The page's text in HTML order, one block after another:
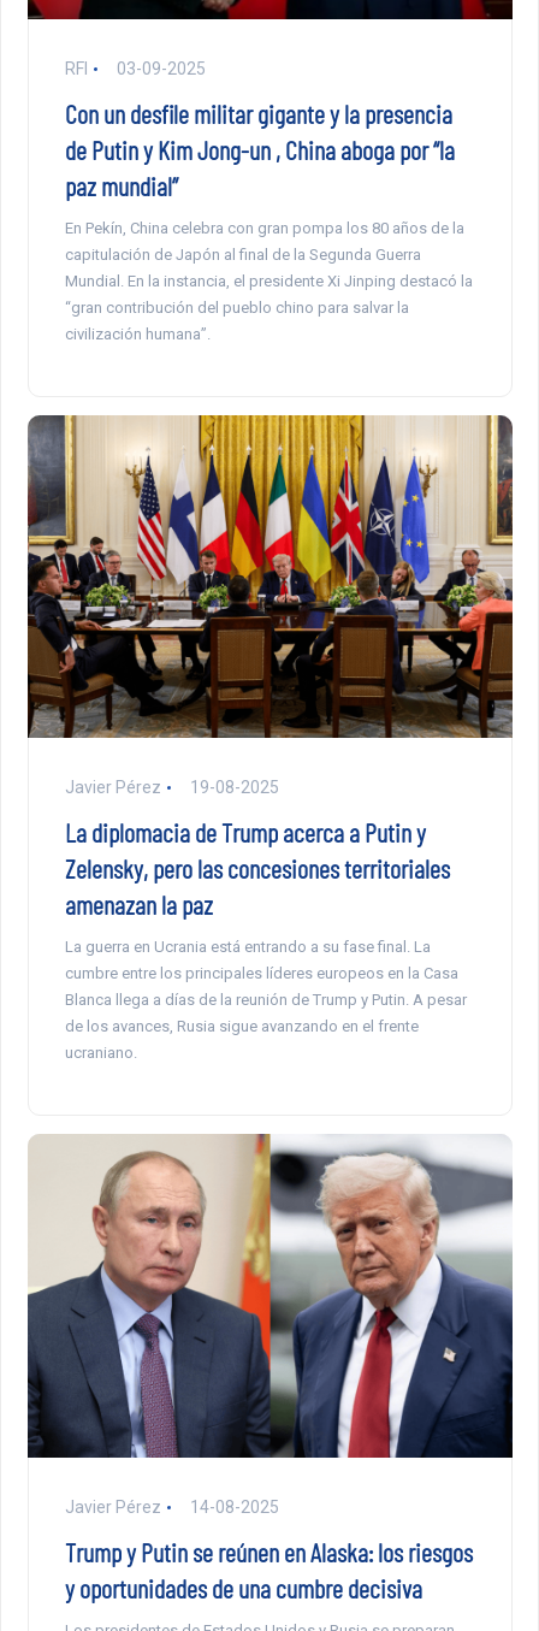
RFI 03-09-2025
Con un desfile militar gigante y la presencia
de Putin y Kim Jong-un , China aboga por “la
paz mundial”
En Pekín, China celebra con gran pompa los 80 años de la
capitulación de Japón al final de la Segunda Guerra
Mundial. En la instancia, el presidente Xi Jinping destacó la
“gran contribución del pueblo chino para salvar la
civilización humana”.
Javier Pérez 19-08-2025
La diplomacia de Trump acerca a Putin y
Zelensky, pero las concesiones territoriales
amenazan la paz
La guerra en Ucrania está entrando a su fase final. La
cumbre entre los principales líderes europeos en la Casa
Blanca llega a días de la reunión de Trump y Putin. A pesar
de los avances, Rusia sigue avanzando en el frente
ucraniano.
Javier Pérez 14-08-2025
Trump y Putin se reúnen en Alaska: los riesgos
y oportunidades de una cumbre decisiva